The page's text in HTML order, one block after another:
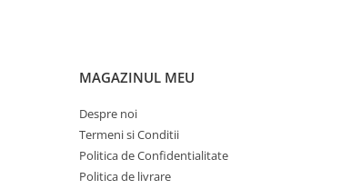
MAGAZINUL MEU
Despre noi
Termeni si Conditii
Politica de Confidentialitate
Politica de livrare